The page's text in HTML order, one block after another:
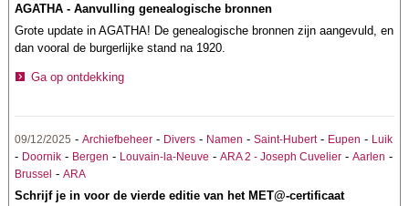
AGATHA - Aanvulling genealogische bronnen
Grote update in AGATHA! De genealogische bronnen zijn aangevuld, en
dan vooral de burgerlijke stand na 1920.
Ga op ontdekking
09/12/2025 -Archiefbeheer - Divers - Namen -Saint-Hubert- Eupen - Luik
- Doornik - Bergen - Louvain-la-Neuve -ARA 2 - Joseph Cuvelier -Aarlen -
Brussel -ARA
Schrijf je in voor de vierde editie van het MET@-certificaat